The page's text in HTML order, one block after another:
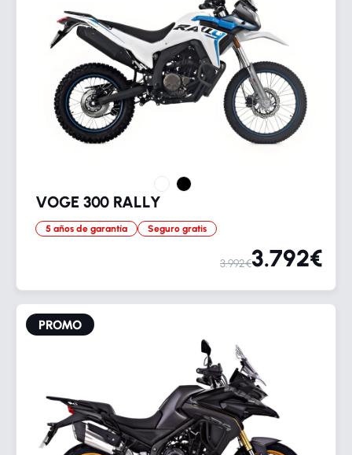
VOGE 300 RALLY
5 años de garantía Seguro gratis
3.992€3.792€
PROMO